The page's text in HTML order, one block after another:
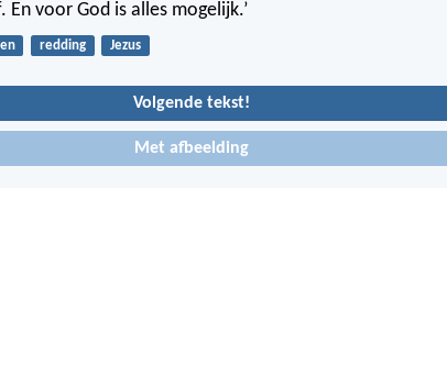
En voor God is alles mogelijk.’
redding Jezus
Volgende tekst!
Met afbeelding